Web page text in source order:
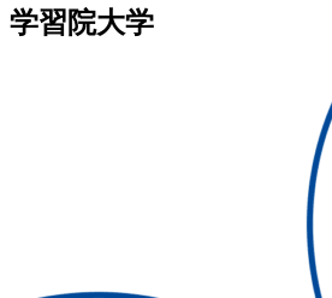
学習院大学